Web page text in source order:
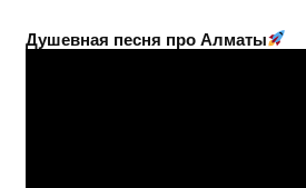
Душевная песня про Алматы